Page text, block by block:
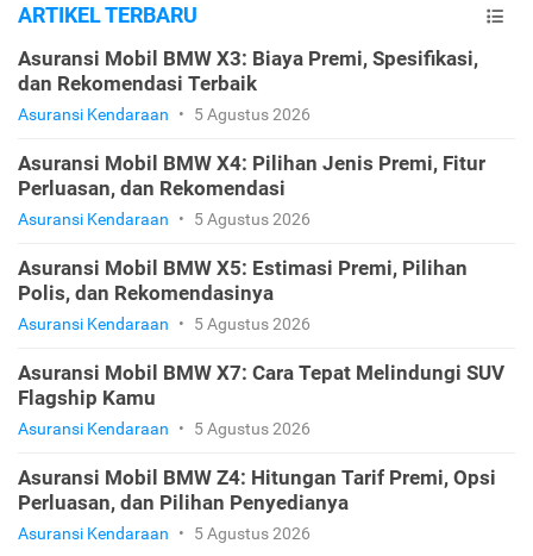
ARTIKEL TERBARU
Asuransi Mobil BMW X3: Biaya Premi, Spesifikasi,
dan Rekomendasi Terbaik
Asuransi Kendaraan • 5 Agustus 2026
Asuransi Mobil BMW X4: Pilihan Jenis Premi, Fitur
Perluasan, dan Rekomendasi
Asuransi Kendaraan • 5 Agustus 2026
Asuransi Mobil BMW X5: Estimasi Premi, Pilihan
Polis, dan Rekomendasinya
Asuransi Kendaraan • 5 Agustus 2026
Asuransi Mobil BMW X7: Cara Tepat Melindungi SUV
Flagship Kamu
Asuransi Kendaraan • 5 Agustus 2026
Asuransi Mobil BMW Z4: Hitungan Tarif Premi, Opsi
Perluasan, dan Pilihan Penyedianya
Asuransi Kendaraan • 5 Agustus 2026